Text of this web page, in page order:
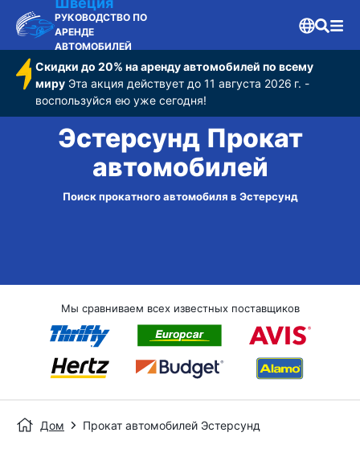
РУКОВОДСТВО ПО
АРЕНДЕ
АВТОМОБИЛЕЙ
Скидки до 20% на аренду автомобилей по всему
мируЭта акция действует до 11 августа 2026 г. -
воспользуйся ею уже сегодня!
Эстерсунд Прокат
автомобилей
Поиск прокатного автомобиля в Эстерсунд
Мы сравниваем всех известных поставщиков
Дом Прокат автомобилей Эстерсунд